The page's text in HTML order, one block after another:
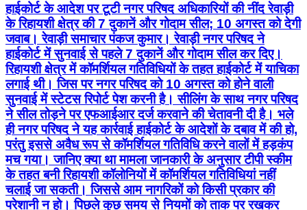
हाईकोर्ट के आदेश पर टूटी नगर परिषद अधिकारियों की नींद रेवाड़ी
के रिहायशी क्षेत्र की 7 दुकानें और गोदाम सील; 10 अगस्त को देगी
जवाब। रेवाड़ी समाचार पंकज कुमार। रेवाड़ी नगर परिषद ने
हाईकोर्ट में सुनवाई से पहले 7 दुकानें और गोदाम सील कर दिए।
रिहायशी क्षेत्र में कॉमर्शियल गतिविधियों के तहत हाईकोर्ट में याचिका
लगाई थी। जिस पर नगर परिषद को 10 अगस्त को होने वाली
सुनवाई में स्टेटस रिपोर्ट पेश करनी है। सीलिंग के साथ नगर परिषद
ने सील तोड़ने पर एफआईआर दर्ज करवाने की चेतावनी दी है। भले
ही नगर परिषद ने यह कार्रवाई हाईकोर्ट के आदेशों के दबाव में की हो,
परंतु इससे अवैध रूप से कॉमर्शियल गतिविधि करने वालों में हड़कंप
मच गया। जानिए क्या था मामला जानकारी के अनुसार टीपी स्कीम
के तहत बनी रिहायशी कॉलोनियों में कॉमर्शियल गतिविधियां नहीं
चलाई जा सकती। जिससे आम नागरिकों को किसी प्रकार की
परेशानी न हो। पिछले कुछ समय से नियमों को ताक पर रखकर